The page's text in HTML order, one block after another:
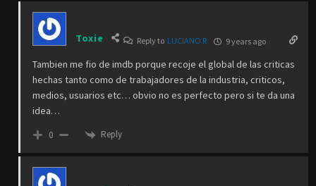
Toxie Reply to LUCIANO R 9 years ago
Tambien me fio de imdb porque recoje el global de las criticas
hechas tanto como de trabajadores de la industria, criticos,
medios, usuarios etc… obvio no es perfecto pero si te da una
idea…
0 Reply